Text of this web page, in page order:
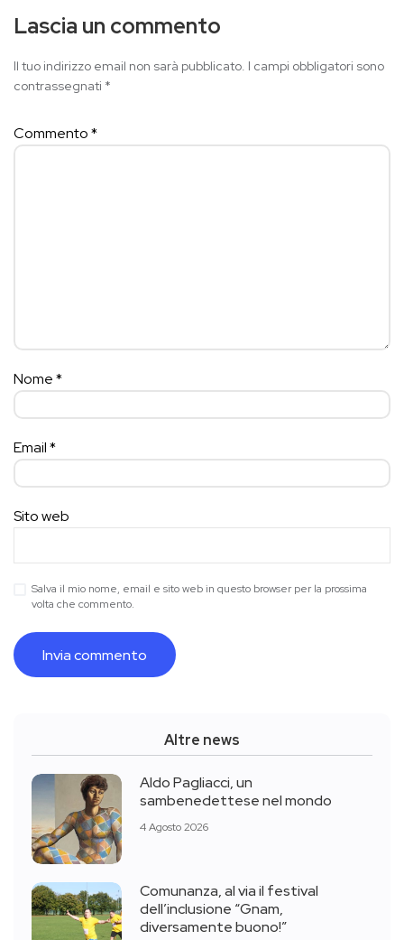
Lascia un commento
Il tuo indirizzo email non sarà pubblicato. I campi obbligatori sono
contrassegnati *
Commento*
Nome*
Email*
Sito web
Salva il mio nome, email e sito web in questo browser per la prossima
volta che commento.
Altre news
Aldo Pagliacci, un
sambenedettese nel mondo
4 Agosto 2026
Comunanza, al via il festival
dell’inclusione “Gnam,
diversamente buono!”